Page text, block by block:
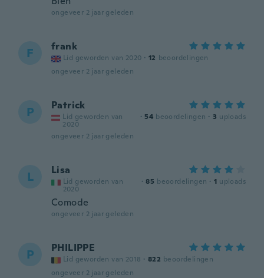
ongeveer 2 jaar geleden
F frank
Lid geworden van 2020 · 12 beoordelingen
ongeveer 2 jaar geleden
P Patrick
Lid geworden van
2020
· 54 beoordelingen · 3 uploads
ongeveer 2 jaar geleden
L Lisa
Lid geworden van
2020
· 85 beoordelingen · 1 uploads
Comode
ongeveer 2 jaar geleden
P PHILIPPE
Lid geworden van 2018 · 822 beoordelingen
ongeveer 2 jaar geleden